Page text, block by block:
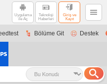
Uygulama
ile Aç
Teknoloji
Haberleri
Giriş ve
Kayıt
Bölüme Git Destek